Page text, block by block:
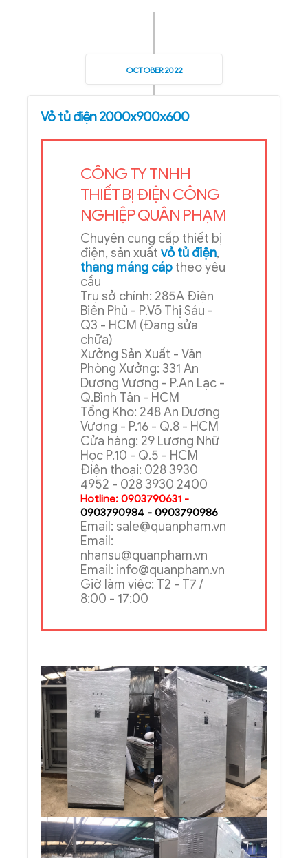
OCTOBER 2022
Vỏ tủ điện 2000x900x600
CÔNG TY TNHH
THIẾT BỊ ĐIỆN CÔNG
NGHIỆP QUÂN PHẠM
Chuyên cung cấp thiết bị
điện, sản xuấtvỏ tủ điện,
thang máng cáp theo yêu
cầu
Trụ sở chính: 285A Điện
Biên Phủ - P.Võ Thị Sáu -
Q3 - HCM (Đang sửa
chữa)
Xưởng Sản Xuất - Văn
Phòng Xưởng: 331 An
Dương Vương - P.An Lạc -
Q.Bình Tân - HCM
Tổng Kho: 248 An Dương
Vương - P.16 - Q.8 - HCM
Cửa hàng: 29 Lương Nhữ
Học P.10 - Q.5 - HCM
Điện thoại: 028 3930
4952 - 028 3930 2400
Hotline: 0903790631 -
0903790984 - 0903790986
Email: sale@quanpham.vn
Email:
nhansu@quanpham.vn
Email: info@quanpham.vn
Giờ làm việc: T2 - T7 /
8:00 - 17:00